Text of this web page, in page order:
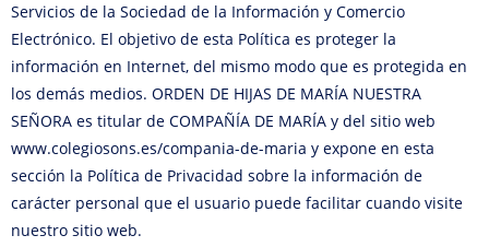
Servicios de la Sociedad de la Información y Comercio
Electrónico. El objetivo de esta Política es proteger la
información en Internet, del mismo modo que es protegida en
los demás medios. ORDEN DE HIJAS DE MARÍA NUESTRA
SEÑORA es titular de COMPAÑÍA DE MARÍA y del sitio web
www.colegiosons.es/compania-de-maria y expone en esta
sección la Política de Privacidad sobre la información de
carácter personal que el usuario puede facilitar cuando visite
nuestro sitio web.